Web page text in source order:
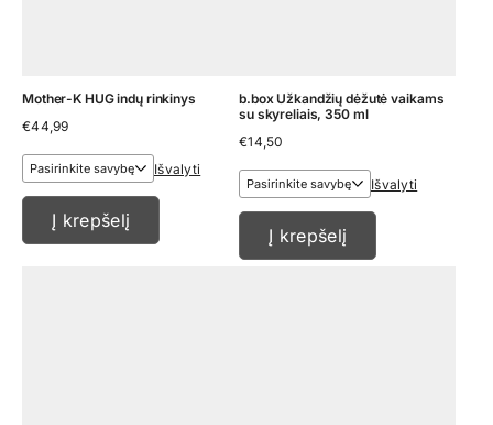
Mother-K HUG indų rinkinys
€44,99
Išvalyti
Į krepšelį
b.box Užkandžių dėžutė vaikams
su skyreliais, 350 ml
€14,50
Išvalyti
Į krepšelį